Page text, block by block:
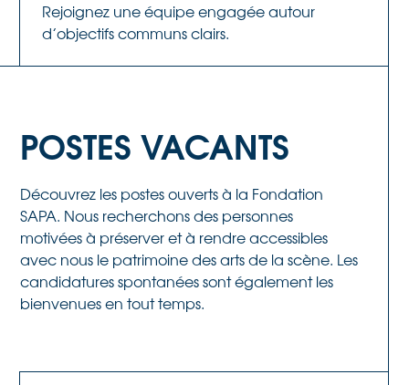
Rejoignez une équipe engagée autour
d’objectifs communs clairs.
POSTES VACANTS
Découvrez les postes ouverts à la Fondation
SAPA. Nous recherchons des personnes
motivées à préserver et à rendre accessibles
avec nous le patrimoine des arts de la scène. Les
candidatures spontanées sont également les
bienvenues en tout temps.